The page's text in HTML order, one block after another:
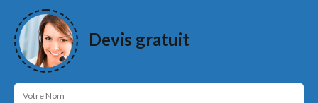
Devis gratuit